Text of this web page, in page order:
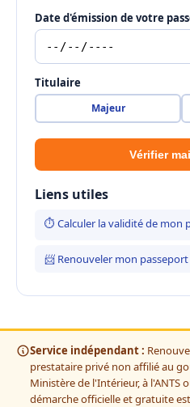
Date d'émission de votre
Titulaire
Majeur
Vérifier
Liens utiles
⏱ Calculer la validité de mon
📨 Renouveler mon passeport
Service indépendant :
prestataire privé non affilié au
Ministère de l'Intérieur, à l'ANTS
démarche officielle et gratuite